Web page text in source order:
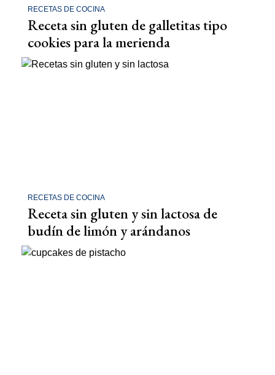
RECETAS DE COCINA
Receta sin gluten de galletitas tipo
cookies para la merienda
RECETAS DE COCINA
Receta sin gluten y sin lactosa de
budín de limón y arándanos